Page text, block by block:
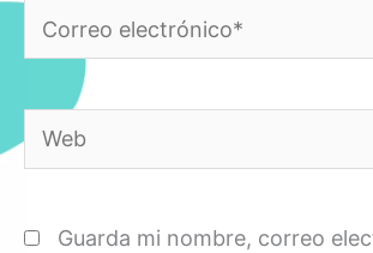
Correo
electrónico*
Web
Guarda mi nombre, correo